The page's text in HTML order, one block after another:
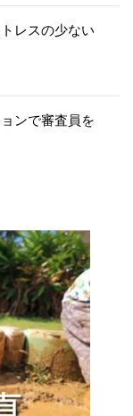
レスの少ない
ンで審査員を